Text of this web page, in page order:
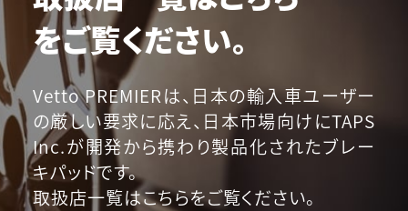
をご覧ください。
Vetto PREMIERは、日本の輸入車ユーザー
の厳しい要求に応え、日本市場向けにTAPS
Inc.が開発から携わり製品化されたブレー
キパッドです。
取扱店一覧はこちらをご覧ください。